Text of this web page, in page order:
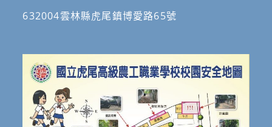
632004雲林縣虎尾鎮博愛路65號